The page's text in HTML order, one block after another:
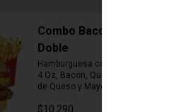
Combo Bacon Cheddar
Doble
Hamburguesa con Doble Carne de
4 Oz, Bacon, Queso Cheddar, Salsa
de Queso y Mayonesa, Papas Fritas
$10.290